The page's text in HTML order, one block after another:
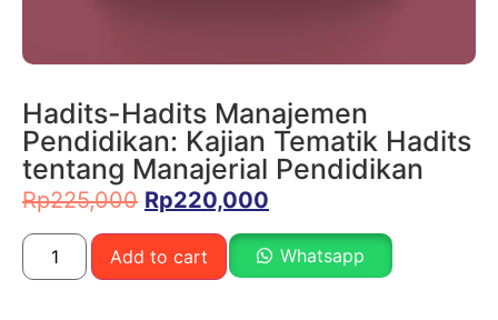
Hadits-Hadits Manajemen
Pendidikan: Kajian Tematik Hadits
tentang Manajerial Pendidikan
Rp225,000 Rp220,000
Add to cart Whatsapp